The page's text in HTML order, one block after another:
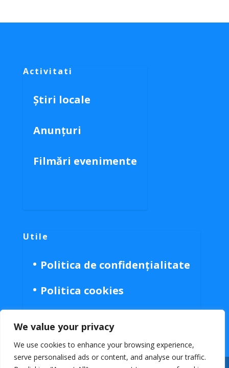
We value your privacy
We use cookies to enhance your browsing experience,
serve personalised ads or content, and analyse our traffic.
Activitati
Știri locale
Anunțuri
Filmări evenimente
Utile
Politica de confidențialitate
Politica cookies